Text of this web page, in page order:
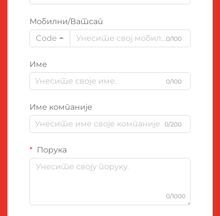
Мобилни/Ватсап
Code
0/100
Име
0/100
Име компаније
0/200
Порука
0/1000